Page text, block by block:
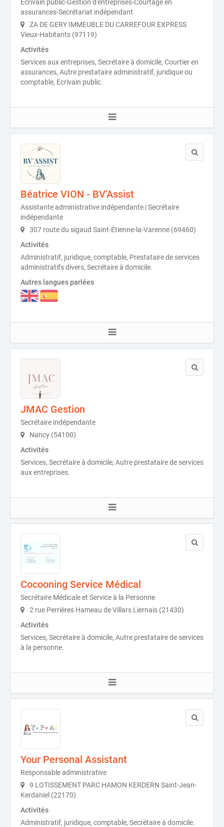
Ecrivain public-Gestion d'entreprises-Courtage en
assurances-Secrétariat indépendant
ZA DE GERY IMMEUBLE DU CARREFOUR EXPRESS
Vieux-Habitants (97119)
Activités
Services aux entreprises, Secrétaire à domicile, Courtier en
assurances, Autre prestataire administratif, juridique ou
comptable, Ecrivain public.
Béatrice VION - BV'Assist
Assistante administrative indépendante | Secrétaire
indépendante
307 route du sigaud Saint-Étienne-la-Varenne (69460)
Activités
Administratif, juridique, comptable, Prestataire de services
administratifs divers, Secrétaire à domicile.
Autres langues parlées
JMAC Gestion
Secrétaire indépendante
Nancy (54100)
Activités
Services, Secrétaire à domicile, Autre prestataire de services
aux entreprises.
Cocooning Service Médical
Secrétaire Médicale et Service à la Personne
2 rue Perrières Hameau de Villars Liernais (21430)
Activités
Services, Secrétaire à domicile, Autre prestataire de services
à la personne.
Your Personal Assistant
Responsable administrative
9 LOTISSEMENT PARC HAMON KERDERN Saint-Jean-
Kerdaniel (22170)
Activités
Administratif, juridique, comptable, Secrétaire à domicile.